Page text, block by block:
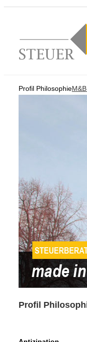
Profil Philosophie
Profil